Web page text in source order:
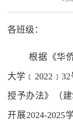
各班级：
根据《华
大学
授予办法》（建
开展2024-2025